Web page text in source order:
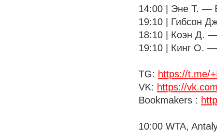
14:00 | Эне Т. —
19:10 | Гибсон
18:10 | Коэн Д.
19:10 | Кинг О.
TG: https://t.me/
VK: https://
Bookmakers :
10:00 WTA,